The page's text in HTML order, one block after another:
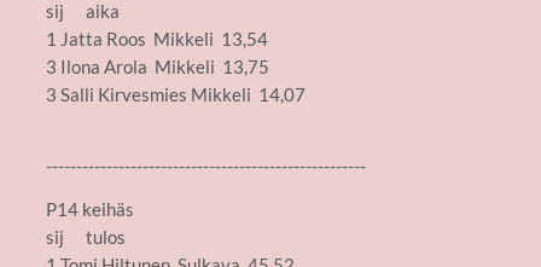
sij aika
1 Jatta Roos Mikkeli 13,54
3 Ilona Arola Mikkeli 13,75
3 Salli Kirvesmies Mikkeli 14,07
-----------------------------------------------------
P14 keihäs
sij tulos